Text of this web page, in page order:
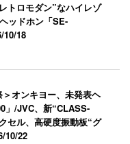
トロモダン”なハイレゾ
ッドホン「SE-
10/18
＞オンキヨー、未発表ヘ
」/JVC、新“CLASS-
セル、高硬度振動板“グ
10/22